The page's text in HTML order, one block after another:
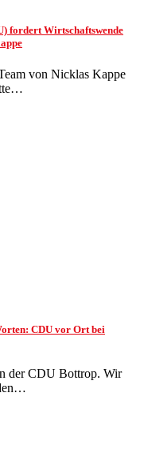
fordert Wirtschaftswende
von Nicklas Kappe
CDU vor Ort bei
der CDU Bottrop. Wir